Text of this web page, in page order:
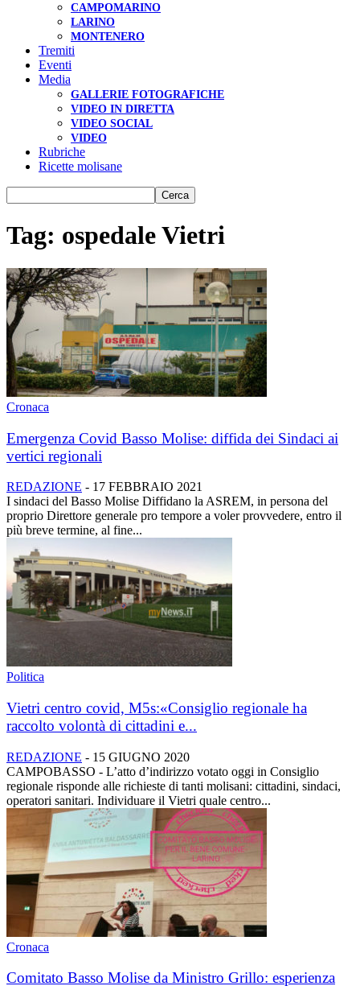
CAMPOMARINO
LARINO
MONTENERO
Tremiti
Eventi
Media
GALLERIE FOTOGRAFICHE
VIDEO IN DIRETTA
VIDEO SOCIAL
VIDEO
Rubriche
Ricette molisane
Tag: ospedale Vietri
Cronaca
Emergenza Covid Basso Molise: diffida dei Sindaci ai
vertici regionali
REDAZIONE - 17 FEBBRAIO 2021
I sindaci del Basso Molise Diffidano la ASREM, in persona del
proprio Direttore generale pro tempore a voler provvedere, entro il
più breve termine, al fine...
Politica
Vietri centro covid, M5s:«Consiglio regionale ha
raccolto volontà di cittadini e...
REDAZIONE - 15 GIUGNO 2020
CAMPOBASSO - L’atto d’indirizzo votato oggi in Consiglio
regionale risponde alle richieste di tanti molisani: cittadini, sindaci,
operatori sanitari. Individuare il Vietri quale centro...
Cronaca
Comitato Basso Molise da Ministro Grillo: esperienza